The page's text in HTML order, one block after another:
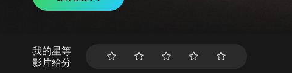
我的星等
影片給分